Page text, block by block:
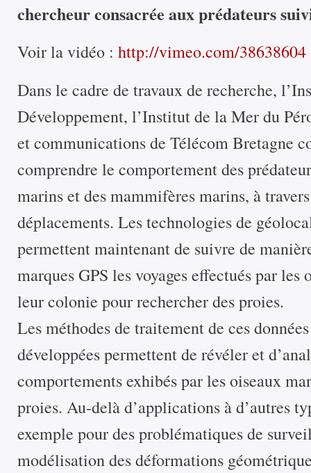
chercheur consacrée aux prédateurs
Voir la vidéo : http://vimeo.com/38638604
Dans le cadre de travaux de recherche,
Développement, l’Institut de la Mer du
et communications de Télécom Bretagne
comprendre le comportement des
marins et des mammifères marins, à
déplacements. Les technologies de
permettent maintenant de suivre de
marques GPS les voyages effectués par
leur colonie pour rechercher des proies.
Les méthodes de traitement de ces
développées permettent de révéler et
comportements exhibés par les oiseaux
proies. Au-delà d’applications à d’autres
exemple pour des problématiques de
modélisation des déformations